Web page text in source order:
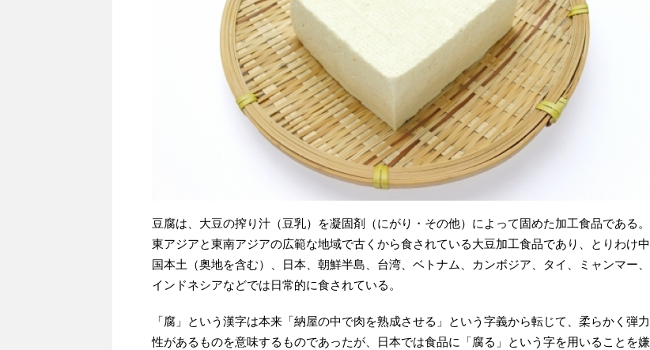
豆腐は、大豆の搾り汁（豆乳）を凝固剤（にがり・その他）によって固めた加工食品である。
東アジアと東南アジアの広範な地域で古くから食されている大豆加工食品であり、とりわけ中
国本土（奥地を含む）、日本、朝鮮半島、台湾、ベトナム、カンボジア、タイ、ミャンマー、
インドネシアなどでは日常的に食されている。
「腐」という漢字は本来「納屋の中で肉を熟成させる」という字義から転じて、柔らかく弾力
性があるものを意味するものであったが、日本では食品に「腐る」という字を用いることを嫌